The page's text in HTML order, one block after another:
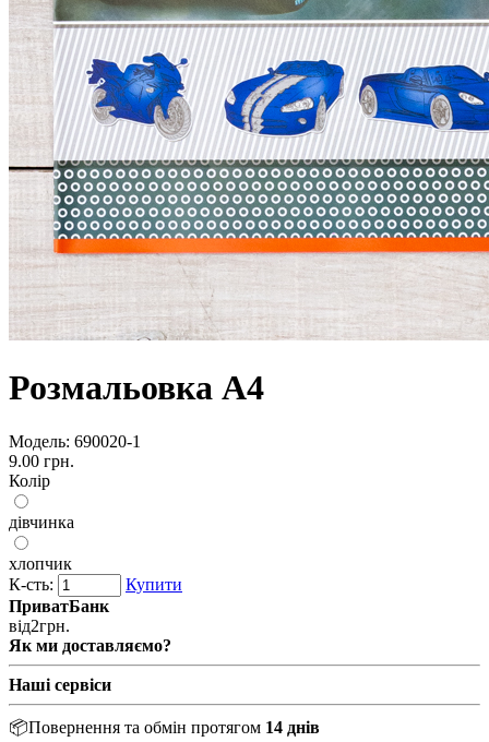
Розмальовка А4
Модель: 690020-1
9.00 грн.
Колір
дівчинка
хлопчик
К-сть:
Купити
ПриватБанк
від2грн.
Як ми доставляємо?
Наші сервіси
📦Повернення та обмін протягом 14 днів